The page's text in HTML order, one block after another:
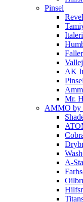
Pinsel
AK
Mr.
AMMO by
A-